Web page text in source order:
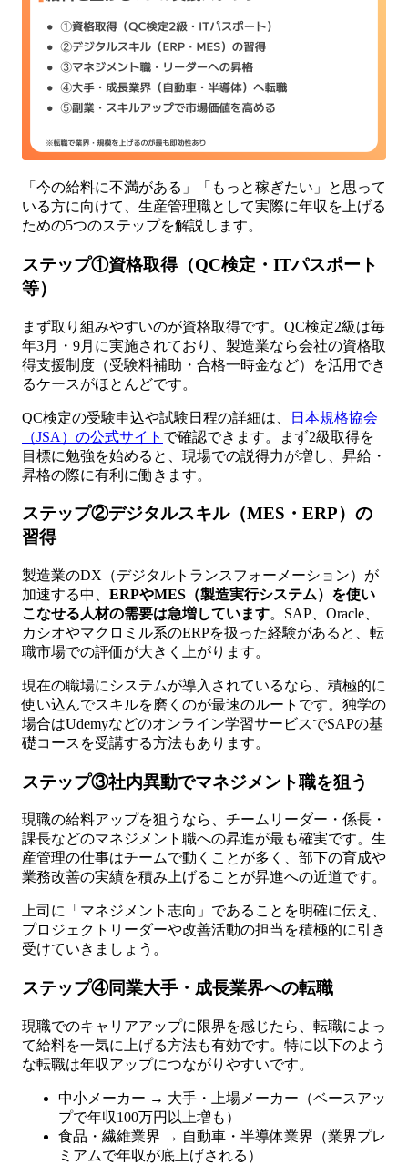
「今の給料に不満がある」「もっと稼ぎたい」と思って
いる方に向けて、生産管理職として実際に年収を上げる
ための5つのステップを解説します。
ステップ①資格取得（QC検定・ITパスポート
等）
まず取り組みやすいのが資格取得です。QC検定2級は毎
年3月・9月に実施されており、製造業なら会社の資格取
得支援制度（受験料補助・合格一時金など）を活用でき
るケースがほとんどです。
QC検定の受験申込や試験日程の詳細は、
日本規格協会
（JSA）の公式サイト で確認できます。まず2級取得を
目標に勉強を始めると、現場での説得力が増し、昇給・
昇格の際に有利に働きます。
ステップ②デジタルスキル（MES・ERP）の
習得
製造業のDX（デジタルトランスフォーメーション）が
加速する中、 ERPやMES（製造実行システム）を使い
こなせる人材の需要は急増しています。SAP、Oracle、
カシオやマクロミル系のERPを扱った経験があると、転
職市場での評価が大きく上がります。
現在の職場にシステムが導入されているなら、積極的に
使い込んでスキルを磨くのが最速のルートです。独学の
場合はUdemyなどのオンライン学習サービスでSAPの基
礎コースを受講する方法もあります。
ステップ③社内異動でマネジメント職を狙う
現職の給料アップを狙うなら、チームリーダー・係長・
課長などのマネジメント職への昇進が最も確実です。生
産管理の仕事はチームで動くことが多く、部下の育成や
業務改善の実績を積み上げることが昇進への近道です。
上司に「マネジメント志向」であることを明確に伝え、
プロジェクトリーダーや改善活動の担当を積極的に引き
受けていきましょう。
ステップ④同業大手・成長業界への転職
現職でのキャリアアップに限界を感じたら、転職によっ
て給料を一気に上げる方法も有効です。特に以下のよう
な転職は年収アップにつながりやすいです。
中小メーカー → 大手・上場メーカー（ベースアッ
プで年収100万円以上増も）
食品・繊維業界 → 自動車・半導体業界（業界プレ
ミアムで年収が底上げされる）